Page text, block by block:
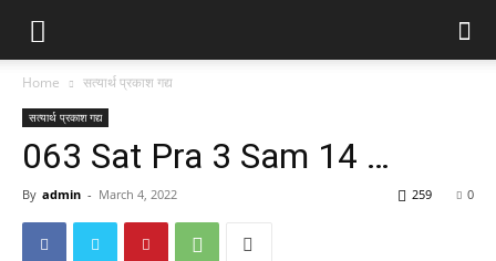
Home सत्यार्थ प्रकाश गद्य
सत्यार्थ प्रकाश गद्य
063 Sat Pra 3 Sam 14 …
By admin - March 4, 2022 0
259